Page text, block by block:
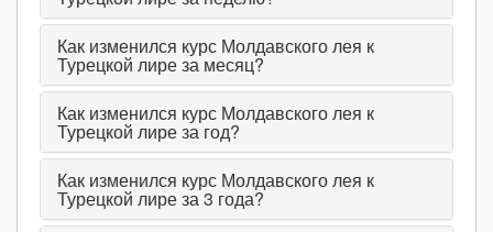
Как изменился курс Молдавского лея к
Турецкой лире за месяц?
Как изменился курс Молдавского лея к
Турецкой лире за год?
Как изменился курс Молдавского лея к
Турецкой лире за 3 года?